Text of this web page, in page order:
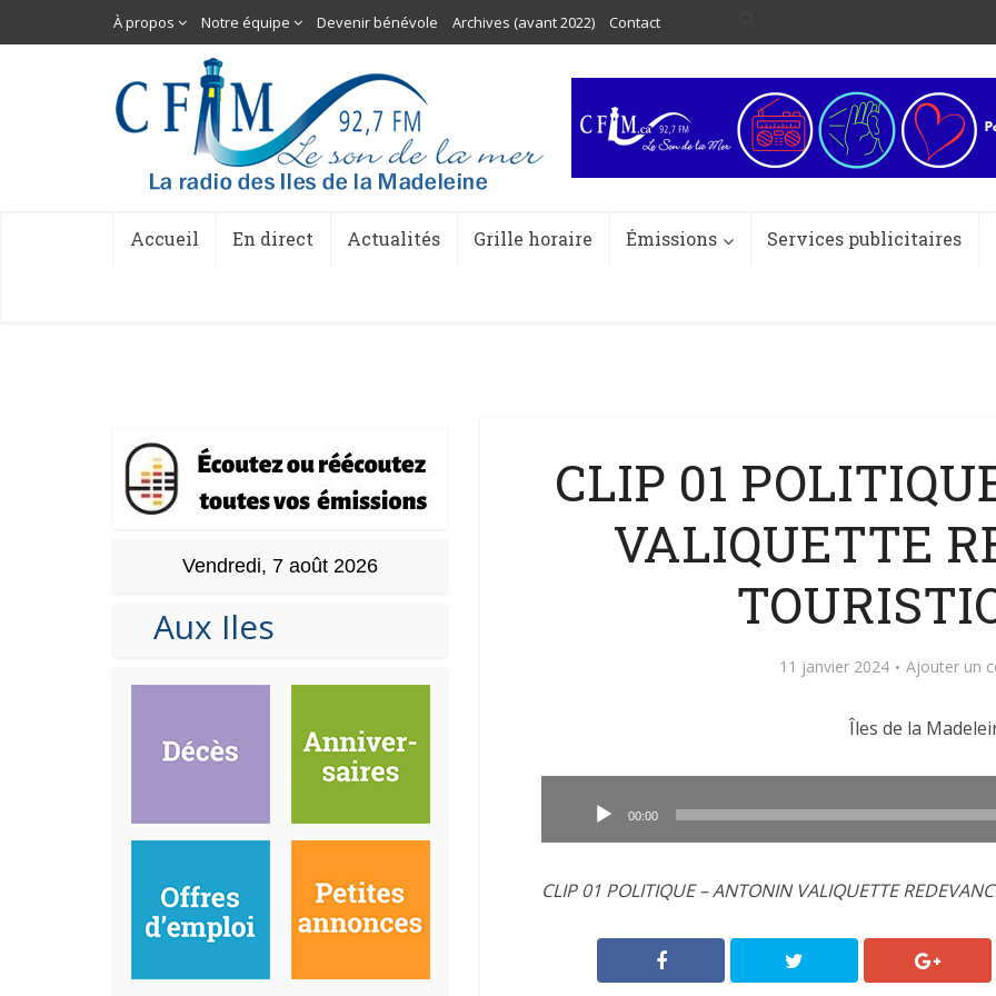
À propos Notre équipe Devenir bénévole Archives (avant 2022) Contact
Accueil En direct Actualités Grille horaire Émissions Services publicitaires
Vendredi, 7 août 2026
Aux Iles
CLIP 01
VALIQUETTE
11 janvier 2024 Ajouter un
Îles de la
00:00
CLIP 01 POLITIQUE – ANTONIN VALIQUETTE